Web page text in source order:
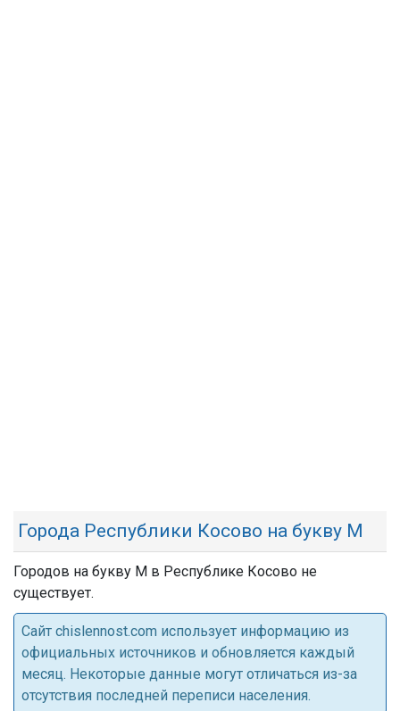
Города Республики Косово на букву М
Городов на букву М в Республике Косово не
существует.
Cайт chislennost.com использует информацию из
официальных источников и обновляется каждый
месяц. Некоторые данные могут отличаться из-за
отсутствия последней переписи населения.